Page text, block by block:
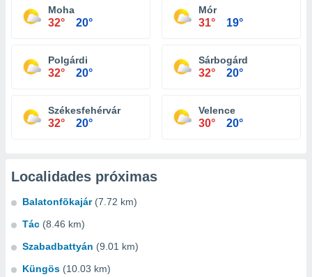
Moha
32° 20°
Mór
31° 19°
Polgárdi
32° 20°
Sárbogárd
32° 20°
Székesfehérvár
32° 20°
Velence
30° 20°
Localidades próximas
Balatonfõkajár (7.72 km)
Tác (8.46 km)
Szabadbattyán (9.01 km)
Küngös (10.03 km)